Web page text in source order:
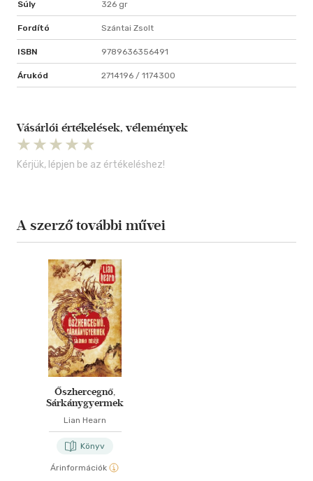
Súly 326 gr
Fordító Szántai Zsolt
ISBN 9789636356491
Árukód 2714196 / 1174300
Vásárlói értékelések, vélemények
Kérjük, lépjen be az értékeléshez!
A szerző további művei
Őszhercegnő,
Sárkánygyermek
Lian Hearn
Könyv
Árinformációk